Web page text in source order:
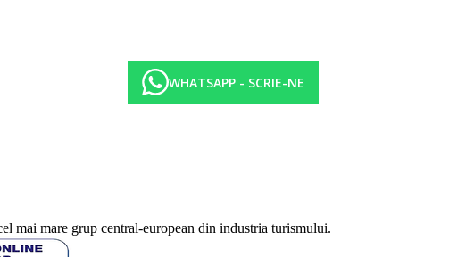
WHATSAPP - SCRIE-NE
mai mare grup central-european din industria turismului.